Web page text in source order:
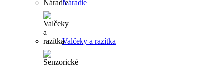
Náradie
Valčeky a razítka